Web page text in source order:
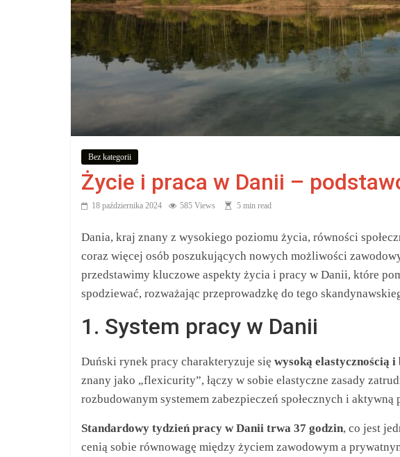
aby
wiedzieć,
co
kupić.
Poznaj
co
jak
oraz
Bez kategorii
Życie i praca w Danii –
18 października 2024 585 Views 5 min read
Dania, kraj znany z wysokiego poziomu życia, równości
coraz więcej osób poszukujących nowych możliwości
przedstawimy kluczowe aspekty życia i pracy w Danii, które
spodziewać, rozważając przeprowadzkę do tego
1. System pracy w Danii
Duński rynek pracy charakteryzuje się wysoką elastycznością
znany jako „flexicurity”, łączy w sobie elastyczne zasady
rozbudowanym systemem zabezpieczeń społecznych i
Standardowy tydzień pracy w Danii trwa 37 godzin, co jest
cenią sobie równowagę między życiem zawodowym a